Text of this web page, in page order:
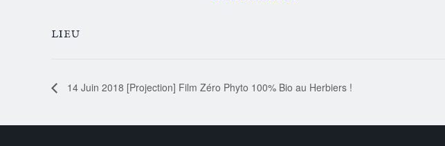
LIEU
14 Juin 2018 [Projection] Film Zéro Phyto 100% Bio au Herbiers !